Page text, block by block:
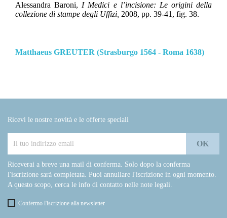
Alessandra Baroni, I Medici e l’incisione: Le origini della
collezione di stampe degli Uffizi, 2008, pp. 39-41, fig. 38.
Matthaeus GREUTER (Strasburgo 1564 - Roma 1638)
Ricevi le nostre novità e le offerte speciali
Riceverai a breve una mail di conferma. Solo dopo la conferma
l'iscrizione sarà completata. Puoi annullare l'iscrizione in ogni momento.
A questo scopo, cerca le info di contatto nelle note legali.
Confermo l'iscrizione alla newsletter